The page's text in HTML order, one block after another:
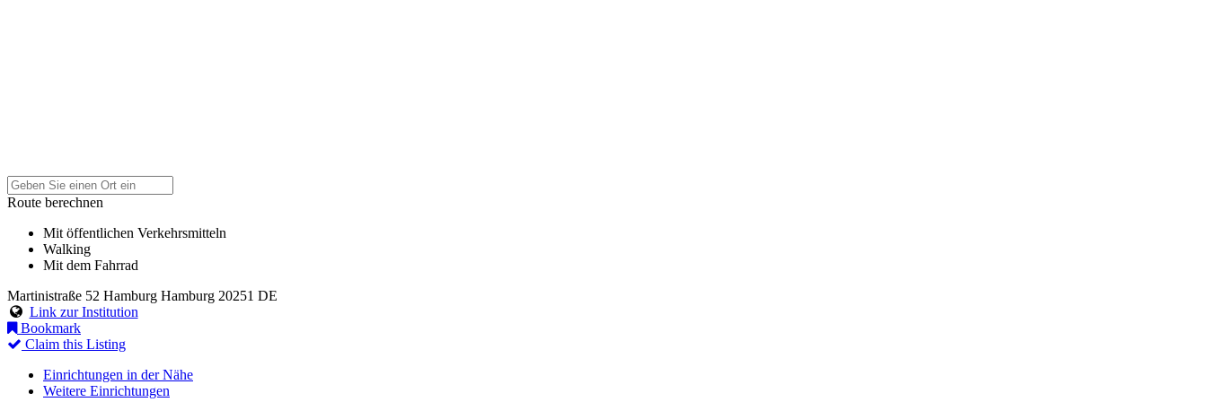
Route berechnen
Mit öffentlichen Verkehrsmitteln
Walking
Mit dem Fahrrad
Martinistraße 52 Hamburg Hamburg 20251 DE
Link zur Institution
Bookmark
Claim this Listing
Einrichtungen in der Nähe
Weitere Einrichtungen